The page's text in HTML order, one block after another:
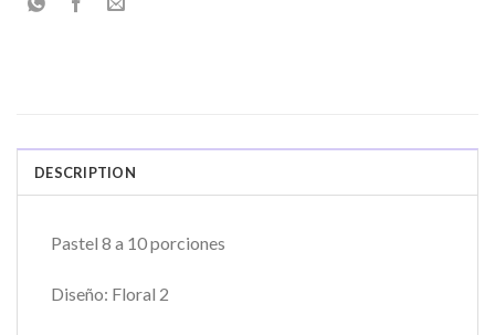
DESCRIPTION
Pastel 8 a 10 porciones
Diseño: Floral 2